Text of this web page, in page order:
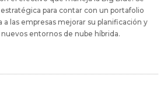
para contar con un portafolio
las empresas mejorar su planificación y
entornos de nube híbrida.